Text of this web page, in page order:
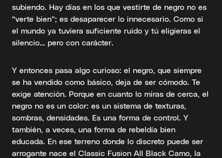
subiendo. Hay días en los que vestirte de negro no es
“verte bien”; es desaparecer lo innecesario. Como si
el mundo ya tuviera suficiente ruido y tú eligieras el
silencio… pero con carácter.
Y entonces pasa algo curioso: el negro, que siempre
se ha vendido como básico, deja de ser cómodo. Te
exige atención. Porque en cuanto lo miras de cerca, el
negro no es un color: es un sistema de texturas,
sombras, densidades. Es una forma de control. Y
también, a veces, una forma de rebeldía bien
educada. En ese terreno donde lo discreto puede ser
arrogante nace el Classic Fusion All Black Camo, la